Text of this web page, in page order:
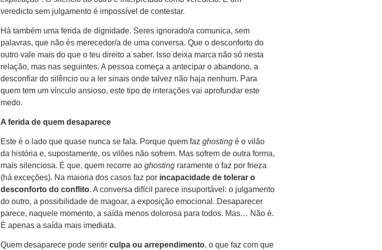
veredicto sem julgamento é impossível de contestar.
Há também uma ferida de dignidade. Seres ignorado/a comunica, sem
palavras, que não és merecedor/a de uma conversa. Que o desconforto do
outro vale mais do que o teu direito a saber. Isso deixa marca não só nesta
relação, mas nas seguintes. A pessoa começa a antecipar o abandono, a
desconfiar do silêncio ou a ler sinais onde talvez não haja nenhum. Para
quem tem um vínculo ansioso, este tipo de interações vai aprofundar este
medo.
A ferida de quem desaparece
Este é o lado que quase nunca se fala. Porque quem faz ghosting é o vilão
da história e, supostamente, os vilões não sofrem. Mas sofrem de outra forma,
mais silenciosa. É que, quem recorre ao ghosting raramente o faz por frieza
(há exceções). Na maioria dos casos faz por incapacidade de tolerar o
desconforto do conflito. A conversa difícil parece insuportável: o julgamento
do outro, a possibilidade de magoar, a exposição emocional. Desaparecer
parece, naquele momento, a saída menos dolorosa para todos. Mas… Não é.
É apenas a saída mais imediata.
Quem desaparece pode sentir culpa ou arrependimento, o que faz com que